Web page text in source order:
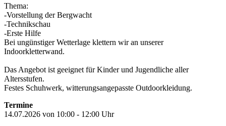
Thema:
-Vorstellung der Bergwacht
-Technikschau
-Erste Hilfe
Bei ungünstiger Wetterlage klettern wir an unserer
Indoorkletterwand.
Das Angebot ist geeignet für Kinder und Jugendliche aller
Altersstufen.
Festes Schuhwerk, witterungsangepasste Outdoorkleidung.
Termine
14.07.2026 von 10:00 - 12:00 Uhr